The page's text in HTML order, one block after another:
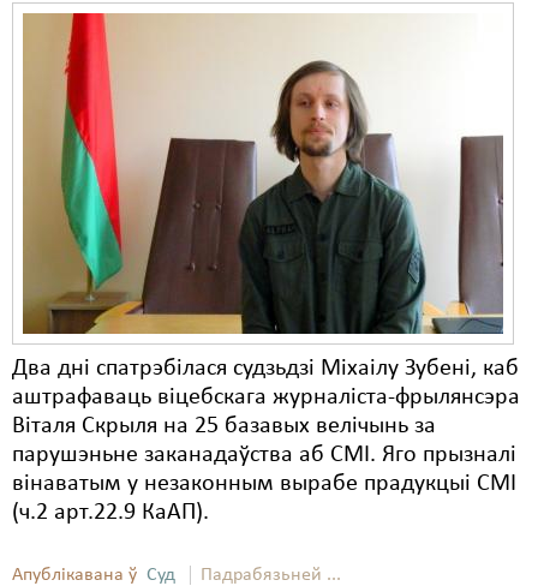
Два дні спатрэбілася судзьдзі Міхаілу Зубені, каб
аштрафаваць віцебскага журналіста-фрылянсэра
Віталя Скрыля на 25 базавых велічынь за
парушэньне заканадаўства аб СМІ. Яго прызналі
вінаватым у незаконным вырабе прадукцыі СМІ
(ч.2 арт.22.9 КаАП).
Апублікавана ў Суд Падрабязьней ...
Сьмяротнае пакараньне
Экалёгія
Правы працоўных
Сацыяльныя правы